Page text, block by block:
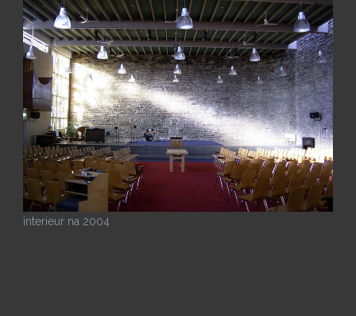
interieur na 2004